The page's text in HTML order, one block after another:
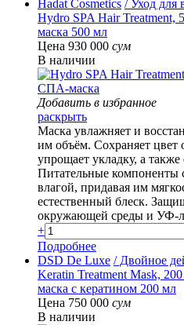
Hadat Cosmetics / Уход для
Hydro SPA Hair
маска 500 мл
Цена 930 000 сум
В наличии
Добавить в избранное
раскрыть
Маска увлажняет и
им объём. Сохраняет
упрощает укладку, а также
Питательные компоненты
влагой, придавая им
естественный блеск.
окружающей среды и УФ-
+
Подробнее
DSD De Luxe / Двойное
Keratin Treatment Mask,
маска с кератином 200 мл
Цена 750 000 сум
В наличии